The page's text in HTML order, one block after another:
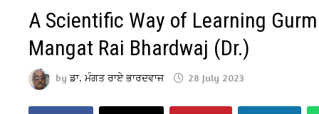
A Scientific Way of Learning
Mangat Rai Bhardwaj (Dr.)
byਡਾ. ਮੰਗਤ ਰਾਏ ਭਾਰਦਵਾਜ 28 July 2023